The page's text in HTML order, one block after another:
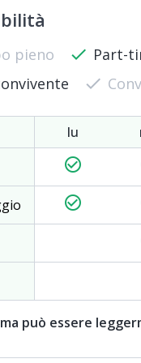
pieno check Part-
check
lu
check_circle_outline
check_circle_outline
può essere